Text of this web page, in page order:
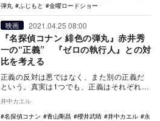
弾丸
ふじもと 金曜ロードショー
映画 2021.04.25 08:00
『名探偵コナン 緋色の弾丸』赤井秀
一の“正義” 『ゼロの執行人』との対
比を考える
正義の反対は悪ではなく、また別の正義だ
という。真実は1つでも、正義はそれぞれの
人の分あるために、時には譲れないものを
守るためにぶ…
井中カエル
名探偵コナン
青山剛昌 櫻井武晴 井中カエル
永